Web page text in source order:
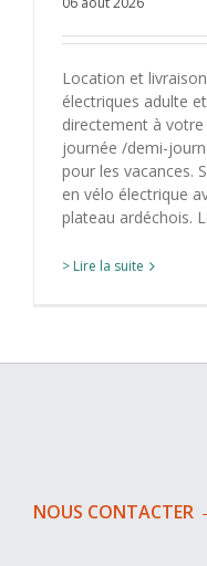
Location et
électriques adulte
directement à
journée /demi-
pour les vacances.
en vélo électrique
plateau ardéchois.
> Lire la suite
NOUS CONTACTER